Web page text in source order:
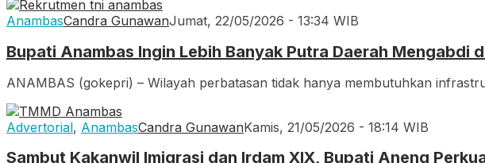
AnambasCandra GunawanJumat, 22/05/2026 - 13:34 WIB
Bupati Anambas Ingin Lebih Banyak Putra Daerah Mengabdi
ANAMBAS (gokepri) – Wilayah perbatasan tidak hanya membutuhkan
Advertorial, AnambasCandra GunawanKamis, 21/05/2026 - 18:14 WIB
Sambut Kakanwil Imigrasi dan Irdam XIX, Bupati Aneng